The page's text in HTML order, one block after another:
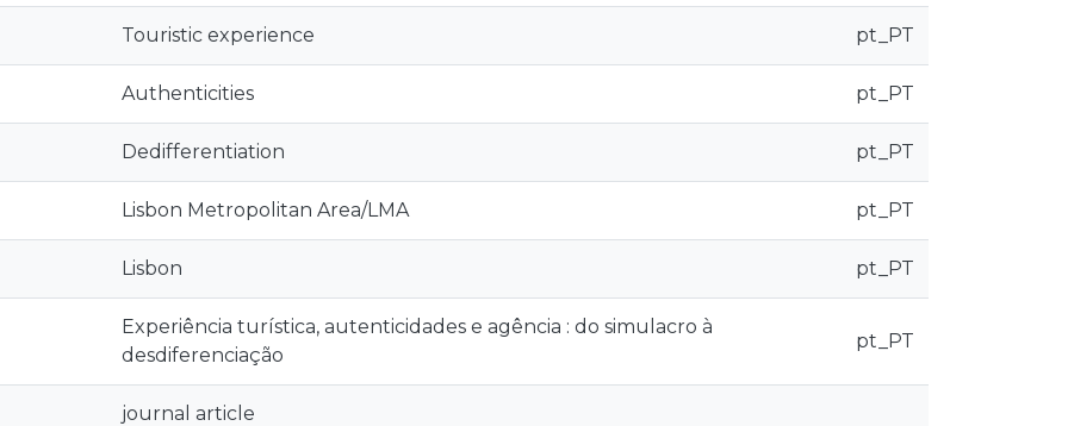
Touristic experience pt_PT
Authenticities pt_PT
Dedifferentiation pt_PT
Lisbon Metropolitan Area/LMA pt_PT
Lisbon pt_PT
Experiência turística, autenticidades e agência : do simulacro à
desdiferenciação
pt_PT
journal article